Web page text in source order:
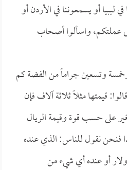
ليبيا أو يسمعوننا في الأردن أو
عملتكم، واسألوا أصحاب
وتسعين جراماً من الفضة كم
قيمتها مثلاً ثلاثة آلاف فإن
على حسب قوة وقيمة الريال
فنحن نقول للناس: الذي عنده
أو عنده أي شيء من